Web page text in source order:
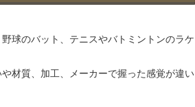
球のバット、テニスやバトミントンのラケ
材質、加工、メーカーで握った感覚が違い